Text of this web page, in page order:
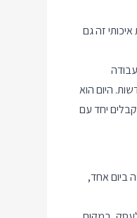
זה גם
היום הוא
יחד עם
ביום אחד,